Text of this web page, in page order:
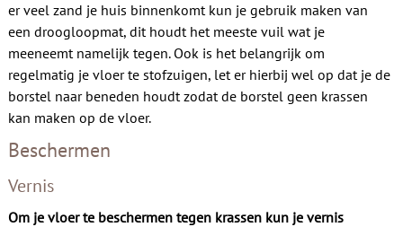
er veel zand je huis binnenkomt kun je gebruik maken van
een droogloopmat, dit houdt het meeste vuil wat je
meeneemt namelijk tegen. Ook is het belangrijk om
regelmatig je vloer te stofzuigen, let er hierbij wel op dat je de
borstel naar beneden houdt zodat de borstel geen krassen
kan maken op de vloer.
Beschermen
Vernis
Om je vloer te beschermen tegen krassen kun je vernis